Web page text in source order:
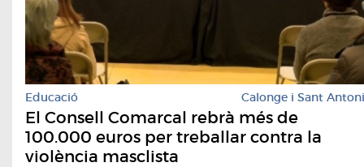
Educació Calonge i Sant Antoni
El Consell Comarcal rebrà més de
100.000 euros per treballar contra la
violència masclista